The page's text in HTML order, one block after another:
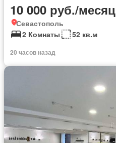
10 000 руб./месяц
Севастополь
2 Комнаты
52 кв.м
20 часов назад